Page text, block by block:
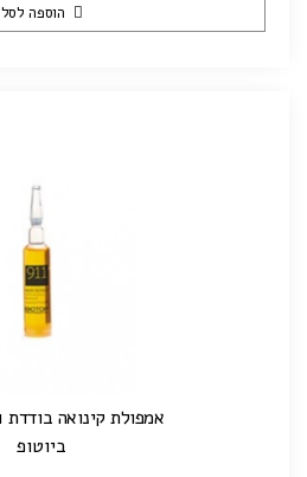
הוספה לסל
אמפולת קינואה בודדת 911 | 11 מ"ל
ביוטופ